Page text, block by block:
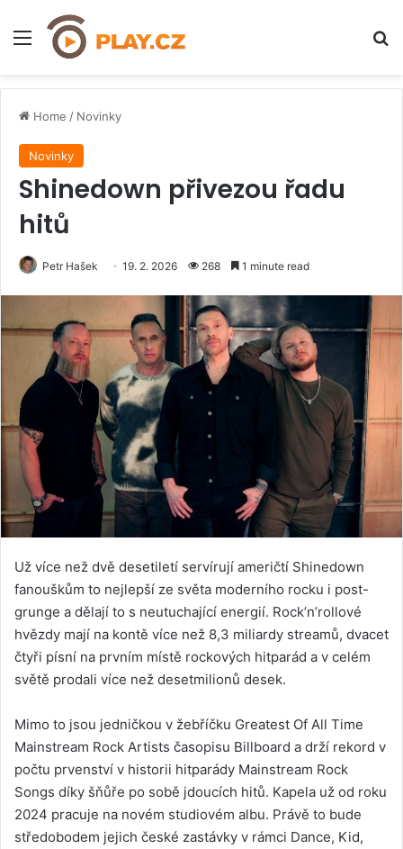
Menu
Home / Novinky
Novinky
Shinedown přivezou řadu
hitů
Petr Hašek 19. 2. 2026 268 1 minute read
Už více než dvě desetiletí servírují američtí Shinedown
fanouškům to nejlepší ze světa moderního rocku i post-
grunge a dělají to s neutuchající energií. Rock’n’rollové
hvězdy mají na kontě více než 8,3 miliardy streamů, dvacet
čtyři písní na prvním místě rockových hitparád a v celém
světě prodali více než desetmilionů desek.
Mimo to jsou jedničkou v žebříčku Greatest Of All Time
Mainstream Rock Artists časopisu Billboard a drží rekord v
počtu prvenství v historii hitparády Mainstream Rock
Songs díky šňůře po sobě jdoucích hitů. Kapela už od roku
2024 pracuje na novém studiovém albu. Právě to bude
středobodem jejich české zastávky v rámci Dance, Kid,